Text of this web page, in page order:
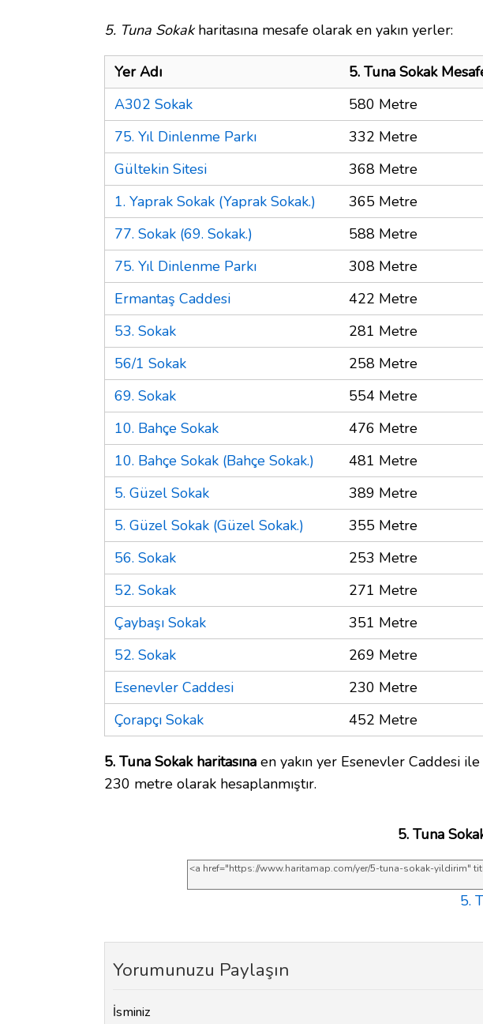
5. Tuna Sokakharitasına mesafe olarak en yakın yerler:
Yer Adı
5. Tuna Sokak
A302 Sokak
580 Metre
75. Yıl Dinlenme Parkı
332 Metre
Gültekin Sitesi
368 Metre
1. Yaprak Sokak (Yaprak Sokak.)
365 Metre
77. Sokak (69. Sokak.)
588 Metre
75. Yıl Dinlenme Parkı
308 Metre
Ermantaş Caddesi
422 Metre
53. Sokak
281 Metre
56/1 Sokak
258 Metre
69. Sokak
554 Metre
10. Bahçe Sokak
476 Metre
10. Bahçe Sokak (Bahçe Sokak.)
481 Metre
5. Güzel Sokak
389 Metre
5. Güzel Sokak (Güzel Sokak.)
355 Metre
56. Sokak
253 Metre
52. Sokak
271 Metre
Çaybaşı Sokak
351 Metre
52. Sokak
269 Metre
Esenevler Caddesi
230 Metre
Çorapçı Sokak
452 Metre
5. Tuna Sokak haritasına en yakın yer Esenevler Caddesi ile
230 metre olarak hesaplanmıştır.
5. Tuna
5.
Yorumunuzu Paylaşın
İsminiz